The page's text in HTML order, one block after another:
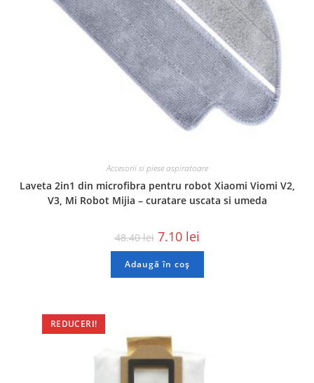
Accesorii si piese aspiratoare
Laveta 2in1 din microfibra pentru robot Xiaomi Viomi V2,
V3, Mi Robot Mijia – curatare uscata si umeda
48.40lei 7.10 lei
Adaugă în coș
REDUCERI!